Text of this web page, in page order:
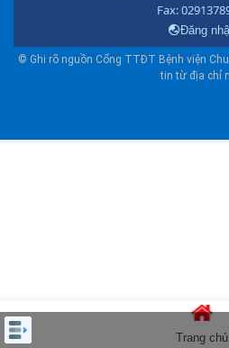
Fax:
Đăng
© Ghi rõ nguồn Cổng TTĐT Bệnh viện
tin từ địa chỉ
Trang chủ